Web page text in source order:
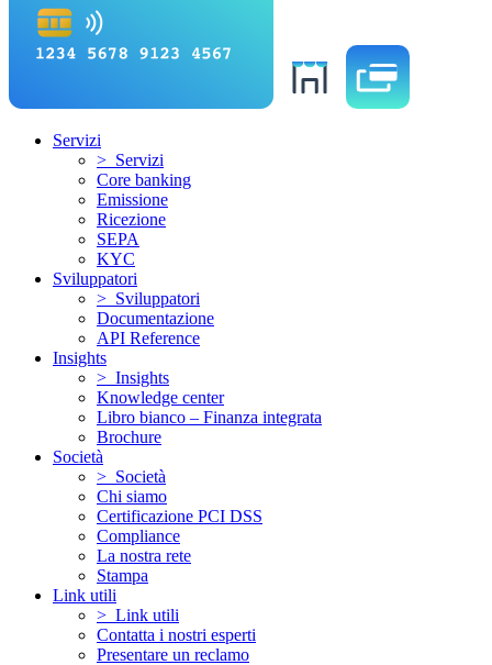
Servizi
> Servizi
Core banking
Emissione
Ricezione
SEPA
KYC
Sviluppatori
> Sviluppatori
Documentazione
API Reference
Insights
> Insights
Knowledge center
Libro bianco – Finanza integrata
Brochure
Società
> Società
Chi siamo
Certificazione PCI DSS
Compliance
La nostra rete
Stampa
Link utili
> Link utili
Contatta i nostri esperti
Presentare un reclamo